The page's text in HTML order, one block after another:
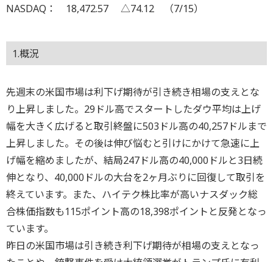
NASDAQ： 18,472.57 △74.12 （7/15）
1.概況
先週末の米国市場は利下げ期待が引き続き相場の支えとな
り上昇しました。29ドル高でスタートしたダウ平均は上げ
幅を大きく広げると取引終盤に503ドル高の40,257ドルまで
上昇しました。その後は伸び悩むと引けにかけて急速に上
げ幅を縮めましたが、結局247ドル高の40,000ドルと3日続
伸となり、40,000ドルの大台を2ヶ月ぶりに回復して取引を
終えています。また、ハイテク株比率が高いナスダック総
合株価指数も115ポイント高の18,398ポイントと反発となっ
ています。
昨日の米国市場は引き続き利下げ期待が相場の支えとなっ